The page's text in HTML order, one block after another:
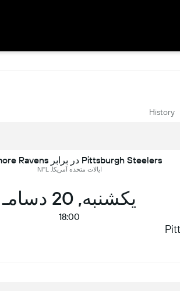
History
Pittsburgh Steelers در برابر Baltimore Ravens
ایالات متحده آمریکا, NFL
یکشنبه, 20 دسامـ
18:00